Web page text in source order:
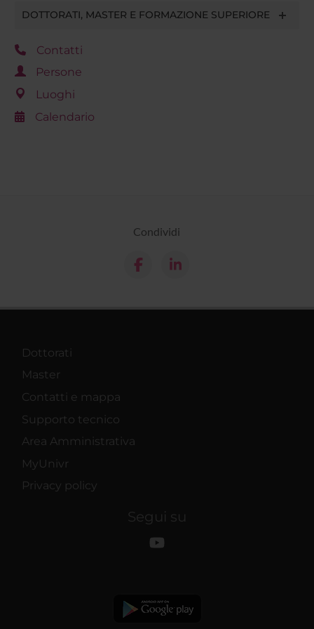
DOTTORATI, MASTER E FORMAZIONE SUPERIORE
Contatti
Persone
Luoghi
Calendario
Condividi
Dottorati
Master
Contatti e mappa
Supporto tecnico
Area Amministrativa
MyUnivr
Privacy policy
Segui su